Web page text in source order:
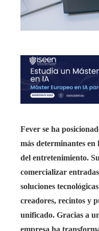
Fever se ha
más determinantes
del entretenimiento.
comercializar
soluciones
creadores, recintos y
unificado. Gracias a
empresa ha